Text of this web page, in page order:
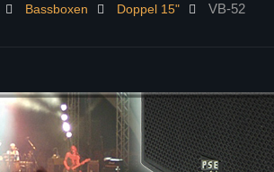
Bassboxen Doppel 15" VB-52